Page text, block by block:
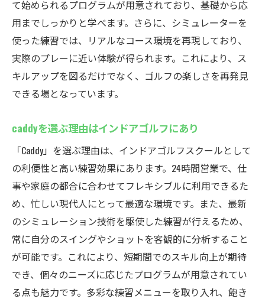
て始められるプログラムが用意されており、基礎から応
用までしっかりと学べます。さらに、シミュレーターを
使った練習では、リアルなコース環境を再現しており、
実際のプレーに近い体験が得られます。これにより、ス
キルアップを図るだけでなく、ゴルフの楽しさを再発見
できる場となっています。
caddyを選ぶ理由はインドアゴルフにあり
「Caddy」を選ぶ理由は、インドアゴルフスクールとして
の利便性と高い練習効果にあります。24時間営業で、仕
事や家庭の都合に合わせてフレキシブルに利用できるた
め、忙しい現代人にとって最適な環境です。また、最新
のシミュレーション技術を駆使した練習が行えるため、
常に自分のスイングやショットを客観的に分析すること
が可能です。これにより、短期間でのスキル向上が期待
でき、個々のニーズに応じたプログラムが用意されてい
る点も魅力です。多彩な練習メニューを取り入れ、飽き